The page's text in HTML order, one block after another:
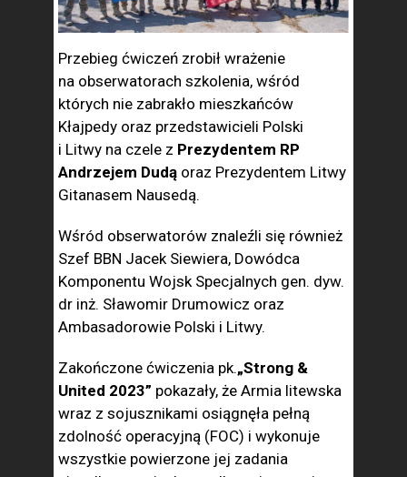
Przebieg ćwiczeń zrobił wrażenie
na obserwatorach szkolenia, wśród
których nie zabrakło mieszkańców
Kłajpedy oraz przedstawicieli Polski
i Litwy na czele z Prezydentem RP
Andrzejem Dudą oraz Prezydentem Litwy
Gitanasem Nausedą.
Wśród obserwatorów znaleźli się również
Szef BBN Jacek Siewiera, Dowódca
Komponentu Wojsk Specjalnych gen. dyw.
dr inż. Sławomir Drumowicz oraz
Ambasadorowie Polski i Litwy.
Zakończone ćwiczenia pk.„Strong &
United 2023” pokazały, że Armia litewska
wraz z sojusznikami osiągnęła pełną
zdolność operacyjną (FOC) i wykonuje
wszystkie powierzone jej zadania